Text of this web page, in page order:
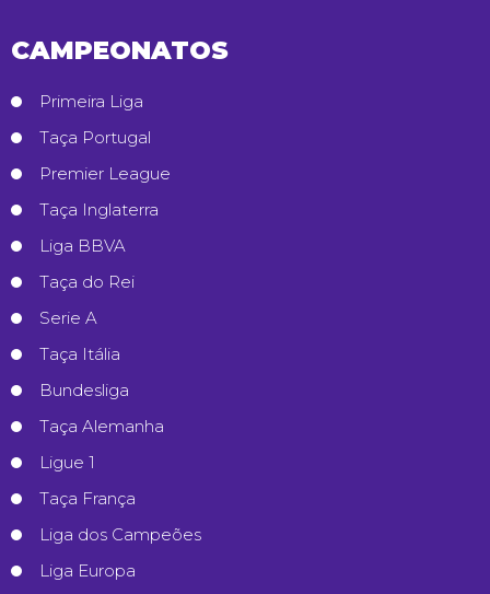
CAMPEONATOS
Primeira Liga
Taça Portugal
Premier League
Taça Inglaterra
Liga BBVA
Taça do Rei
Serie A
Taça Itália
Bundesliga
Taça Alemanha
Ligue 1
Taça França
Liga dos Campeões
Liga Europa